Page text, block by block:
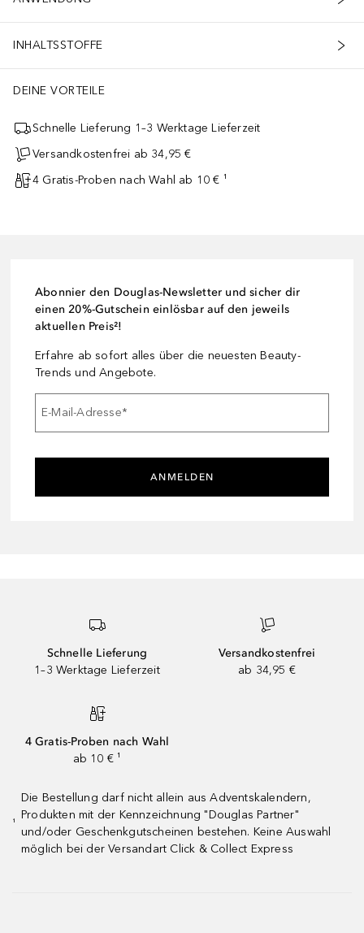
INHALTSSTOFFE
DEINE VORTEILE
Schnelle Lieferung 1–3 Werktage Lieferzeit
Versandkostenfrei ab 34,95 €
4 Gratis-Proben nach Wahl ab 10 € ¹
Abonnier den Douglas-Newsletter und sicher dir
einen 20%-Gutschein einlösbar auf den jeweils
aktuellen Preis²!
Erfahre ab sofort alles über die neuesten Beauty-
Trends und Angebote.
E-Mail-Adresse*
ANMELDEN
Schnelle Lieferung
1–3 Werktage Lieferzeit
Versandkostenfrei
ab 34,95 €
4 Gratis-Proben nach Wahl
ab 10 € ¹
¹
Die Bestellung darf nicht allein aus Adventskalendern,
Produkten mit der Kennzeichnung "Douglas Partner"
und/oder Geschenkgutscheinen bestehen. Keine Auswahl
möglich bei der Versandart Click & Collect Express